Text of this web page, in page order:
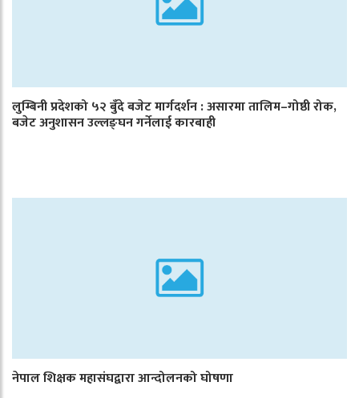
लुम्बिनी प्रदेशको ५२ बुँदे बजेट मार्गदर्शन : असारमा तालिम–गोष्ठी रोक,
बजेट अनुशासन उल्लङ्घन गर्नेलाई कारबाही
नेपाल शिक्षक महासंघद्वारा आन्दोलनको घोषणा